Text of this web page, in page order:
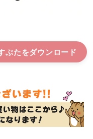
ぶた